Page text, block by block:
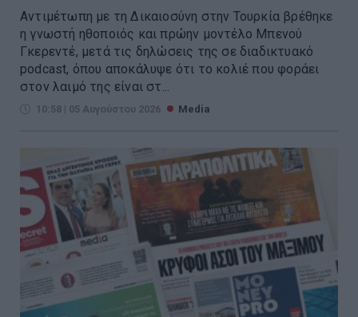
Αντιμέτωπη με τη Δικαιοσύνη στην Τουρκία βρέθηκε
η γνωστή ηθοποιός και πρώην μοντέλο Μπενού
Γκερεντέ, μετά τις δηλώσεις της σε διαδικτυακό
podcast, όπου αποκάλυψε ότι το κολιέ που φοράει
στον λαιμό της είναι στ...
10:58 | 05 Αυγούστου 2026 Media